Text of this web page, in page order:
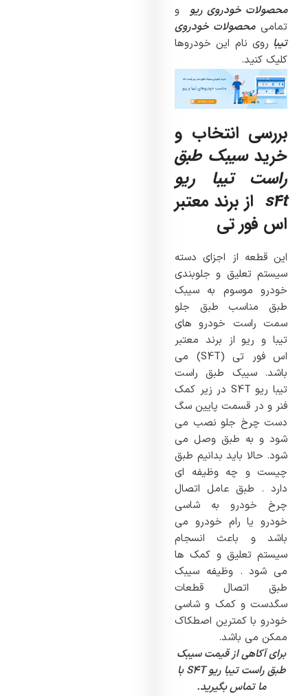
محصولات خودروی ریو
و
تمامیمحصولات خودروی
تیبا روی نام این خودروها
کلیک کنید.
بررسی انتخاب و
خریدسیبک طبق
راست تیبا ریو
s4t از برند معتبر
اس فور تی
این قطعه از اجزای دسته
سیستم تعلیق و جلوبندی
خودرو موسوم به سیبک
طبق مناسب طبق جلو
سمت راست خودرو های
تیبا و ریو از برند معتبر
اس فور تی (S4T) می
باشد. سیبک طبق راست
تیبا ریو S4T در زیر کمک
فنر و در قسمت پایین سگ
دست چرخ جلو نصب می
شود و به طبق وصل می
شود. حالا باید بدانیم طبق
چیست و چه وظیفه ای
دارد . طبق عامل اتصال
چرخ خودرو به شاسی
خودرو یا رام خودرو می
باشد و باعث انسجام
سیستم تعلیق و کمک ها
می شود . وظیفه سیبک
طبق اتصال قطعات
سگدست و کمک و شاسی
خودرو با کمترین اصطکاک
ممکن می باشد.
برای آکاهی از قیمت سیبک
طبق راست تیبا ریو S4T با
ما تماس بگیرید.